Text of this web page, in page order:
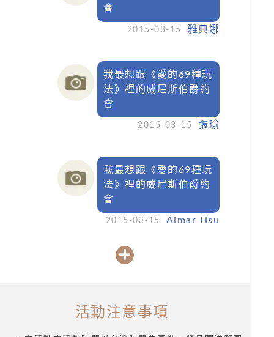
會
2015-03-15 雅典娜
我最想跟《愛的69種玩
法》裡的威尼斯伯爵約
會
2015-03-15 張瑜
我最想跟《愛的69種玩
法》裡的威尼斯伯爵約
會
2015-03-15 Aimar Hsu
活動注意事項